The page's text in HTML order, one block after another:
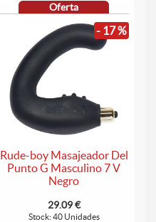
Oferta
- 17 %
Rude-boy Masajeador Del
Punto G Masculino 7 V
Negro
29.09 €
Stock: 40 Unidades